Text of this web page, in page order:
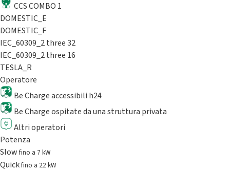
CCS COMBO 1
DOMESTIC_E
DOMESTIC_F
IEC_60309_2 three 32
IEC_60309_2 three 16
TESLA_R
Operatore
Be Charge accessibili h24
Be Charge ospitate da una struttura privata
Altri operatori
Potenza
Slowfino a 7 kW
Quickfino a 22 kW